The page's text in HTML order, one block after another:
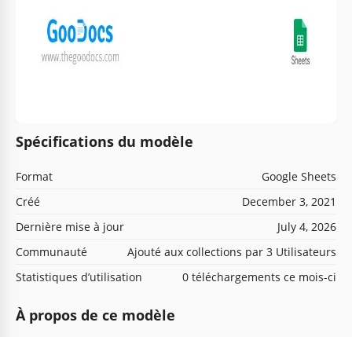
Spécifications du modèle
Format
Google Sheets
Créé
December 3, 2021
Dernière mise à jour
July 4, 2026
Communauté
Ajouté aux collections par 3 Utilisateurs
Statistiques d’utilisation
0 téléchargements ce mois-ci
À propos de ce modèle